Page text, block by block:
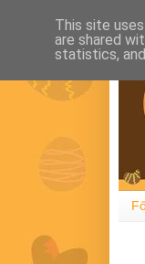
This site
are shared
statistics,